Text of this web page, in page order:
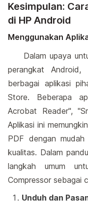
Kesimpulan:
di HP Android
Menggunakan
Dalam upaya
perangkat Android,
berbagai aplikasi
Store. Beberapa
Acrobat Reader",
Aplikasi ini
PDF dengan
kualitas. Dalam
langkah umum
Compressor sebagai
Unduh dan